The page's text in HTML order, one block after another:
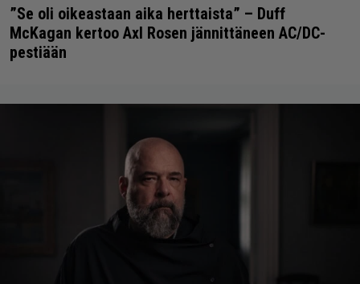
”Se oli oikeastaan aika herttaista” – Duff
McKagan kertoo Axl Rosen jännittäneen AC/DC-
pestiään